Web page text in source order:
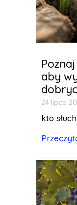
aby
24 lipca
kto